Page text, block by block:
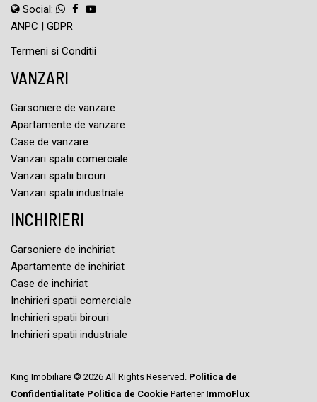
Social:
ANPC | GDPR
Termeni si Conditii
VANZARI
Garsoniere de vanzare
Apartamente de vanzare
Case de vanzare
Vanzari spatii comerciale
Vanzari spatii birouri
Vanzari spatii industriale
INCHIRIERI
Garsoniere de inchiriat
Apartamente de inchiriat
Case de inchiriat
Inchirieri spatii comerciale
Inchirieri spatii birouri
Inchirieri spatii industriale
King Imobiliare © 2026 All Rights Reserved. Politica de
Confidentialitate Politica de Cookie Partener ImmoFlux